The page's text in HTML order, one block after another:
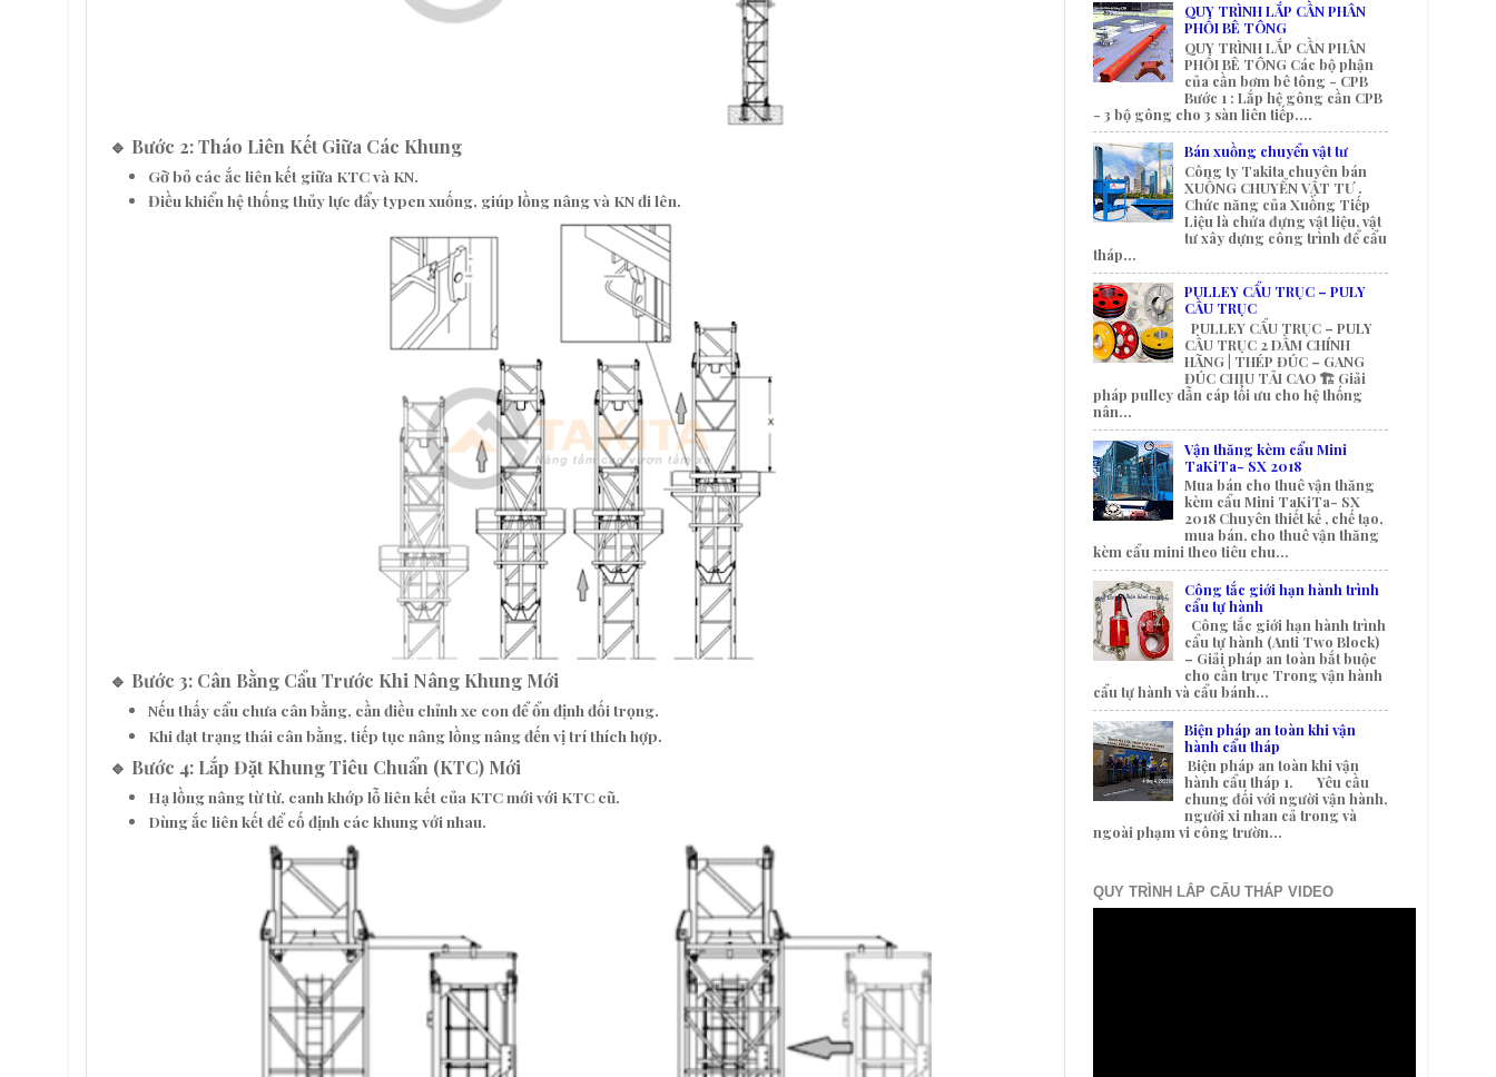
🔹 Bước 2: Tháo Liên Kết Giữa Các Khung
Gỡ bỏ các ắc liên kếtgiữa KTC và KN.
Điều khiển hệ thốngthủy lực đẩy typen xuống, giúp lồng nâng và KN đi lên.
🔹 Bước 3: Cân Bằng Cẩu Trước Khi Nâng Khung Mới
Nếu thấy cẩu chưa cân bằng, cần điều chỉnh xe con để ổn định đối trọng.
Khi đạt trạng thái cân bằng, tiếp tục nâng lồng nâng đến vị trí thích hợp.
🔹 Bước 4: Lắp Đặt Khung Tiêu Chuẩn (KTC) Mới
Hạ lồng nâng từ từ, canh khớp lỗ liên kết của KTC mới với KTC cũ.
Dùngắc liên kếtđể cố định các khung với nhau.
QUY TRÌNH LẮP CẦN PHÂN
PHỐI BÊ TÔNG
QUY TRÌNH LẮP CẦN PHÂN
PHỐI BÊ TÔNG Các bộ phận
của cần bơm bê tông - CPB
Bước 1 : Lắp hệ gông cần CPB
- 3 bộ gông cho 3 sàn liên tiếp....
Bán xuồng chuyển vật tư
Công ty Takita chuyên bán
XUỒNG CHUYỂN VẬT TƯ .
Chức năng của Xuồng Tiếp
Liệu là chứa đựng vật liệu, vật
tư xây dựng công trình để cẩu
tháp...
PULLEY CẨU TRỤC – PULY
CẦU TRỤC
PULLEY CẨU TRỤC – PULY
CẦU TRỤC 2 DẦM CHÍNH
HÃNG | THÉP ĐÚC – GANG
ĐÚC CHỊU TẢI CAO 🏗️ Giải
pháp pulley dẫn cáp tối ưu cho hệ thống
nân...
Vận thăng kèm cẩu Mini
TaKiTa- SX 2018
Mua bán cho thuê vận thăng
kèm cẩu Mini TaKiTa- SX
2018 Chuyên thiết kế , chế tạo,
mua bán, cho thuê vận thăng
kèm cẩu mini theo tiêu chu...
Công tắc giới hạn hành trình
cẩu tự hành
Công tắc giới hạn hành trình
cẩu tự hành (Anti Two Block)
– Giải pháp an toàn bắt buộc
cho cần trục Trong vận hành
cẩu tự hành và cẩu bánh...
Biện pháp an toàn khi vận
hành cẩu tháp
Biện pháp an toàn khi vận
hành cẩu tháp 1. Yêu cầu
chung đối với người vận hành,
người xi nhan cả trong và
ngoài phạm vi công trườn...
QUY TRÌNH LẮP CẨU THÁP VIDEO